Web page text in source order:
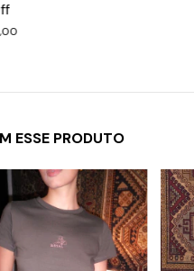
ESSE PRODUTO